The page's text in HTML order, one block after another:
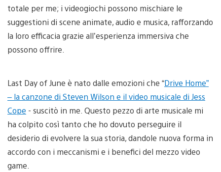
totale per me; i videogiochi possono mischiare le
suggestioni di scene animate, audio e musica, rafforzando
la loro efficacia grazie all’esperienza immersiva che
possono offrire.
Last Day of June è nato dalle emozioni che “Drive Home”
– la canzone di Steven Wilson e il video musicale di Jess
Cope - suscitò in me. Questo pezzo di arte musicale mi
ha colpito così tanto che ho dovuto perseguire il
desiderio di evolvere la sua storia, dandole nuova forma in
accordo con i meccanismi e i benefici del mezzo video
game.